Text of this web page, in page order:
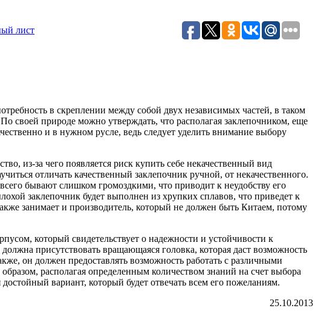
лист
в скреплении между собой двух независимых частей, в таком
своей природе можно утверждать, что располагая заклепочником, еще
и в нужном русле, ведь следует уделить внимание выбору
из-за чего появляется риск купить себе некачественный вид
отличать качественный заклепочник ручной, от некачественного.
бывают слишком громоздкими, что приводит к неудобству его
заклепочник будет выполнен из хрупких сплавов, что приведет к
занимает и производитель, который не должен быть Китаем, потому
который свидетельствует о надежности и устойчивости к
присутствовать вращающаяся головка, которая даст возможность
он должен предоставлять возможность работать с различными
располагая определенным количеством знаний на счет выбора
вариант, который будет отвечать всем его пожеланиям.
25.10.2013